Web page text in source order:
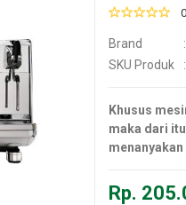
Brand :
SKU Produk
Khusus
maka dari
Rp.